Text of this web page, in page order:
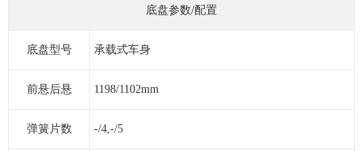
底盘参数/配置
底盘型号 承载式车身
前悬后悬 1198/1102mm
弹簧片数 -/4,-/5